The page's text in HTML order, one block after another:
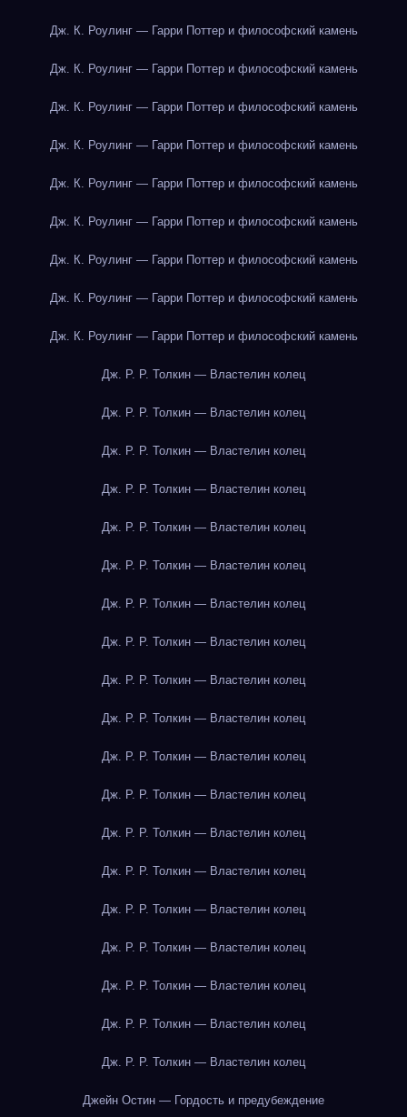
Дж. К. Роулинг — Гарри Поттер и философский камень
Дж. К. Роулинг — Гарри Поттер и философский камень
Дж. К. Роулинг — Гарри Поттер и философский камень
Дж. К. Роулинг — Гарри Поттер и философский камень
Дж. К. Роулинг — Гарри Поттер и философский камень
Дж. К. Роулинг — Гарри Поттер и философский камень
Дж. К. Роулинг — Гарри Поттер и философский камень
Дж. К. Роулинг — Гарри Поттер и философский камень
Дж. К. Роулинг — Гарри Поттер и философский камень
Дж. Р. Р. Толкин — Властелин колец
Дж. Р. Р. Толкин — Властелин колец
Дж. Р. Р. Толкин — Властелин колец
Дж. Р. Р. Толкин — Властелин колец
Дж. Р. Р. Толкин — Властелин колец
Дж. Р. Р. Толкин — Властелин колец
Дж. Р. Р. Толкин — Властелин колец
Дж. Р. Р. Толкин — Властелин колец
Дж. Р. Р. Толкин — Властелин колец
Дж. Р. Р. Толкин — Властелин колец
Дж. Р. Р. Толкин — Властелин колец
Дж. Р. Р. Толкин — Властелин колец
Дж. Р. Р. Толкин — Властелин колец
Дж. Р. Р. Толкин — Властелин колец
Дж. Р. Р. Толкин — Властелин колец
Дж. Р. Р. Толкин — Властелин колец
Дж. Р. Р. Толкин — Властелин колец
Дж. Р. Р. Толкин — Властелин колец
Дж. Р. Р. Толкин — Властелин колец
Джейн Остин — Гордость и предубеждение